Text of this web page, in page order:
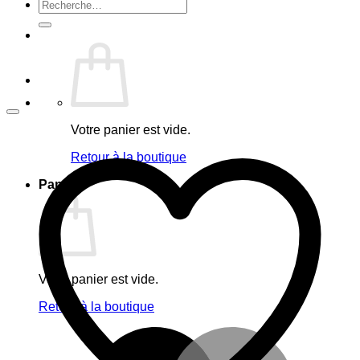
Recherche
pour :
Votre panier est vide.
Retour à la boutique
Panier
Votre panier est vide.
Retour à la boutique